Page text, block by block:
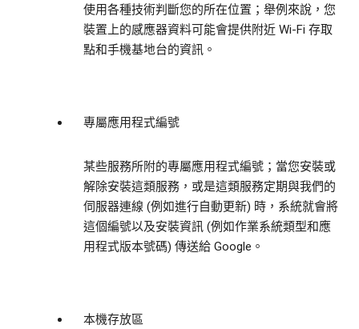
使用各種技術判斷您的所在位置；舉例來說，您
裝置上的感應器資料可能會提供附近 Wi-Fi 存取
點和手機基地台的資訊。
專屬應用程式編號
某些服務所附的專屬應用程式編號；當您安裝或
解除安裝這類服務，或是這類服務定期與我們的
伺服器連線 (例如進行自動更新) 時，系統就會將
這個編號以及安裝資訊 (例如作業系統類型和應
用程式版本號碼) 傳送給 Google。
本機存放區